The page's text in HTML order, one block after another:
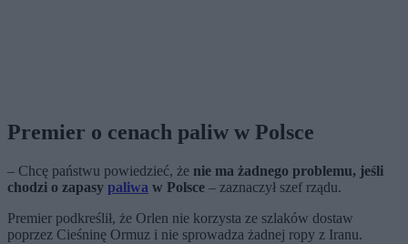
Premier o cenach paliw w Polsce
– Chcę państwu powiedzieć, że nie ma żadnego problemu, jeśli
chodzi o zapasy paliwa w Polsce – zaznaczył szef rządu.
Premier podkreślił, że Orlen nie korzysta ze szlaków dostaw
poprzez Cieśninę Ormuz i nie sprowadza żadnej ropy z Iranu.